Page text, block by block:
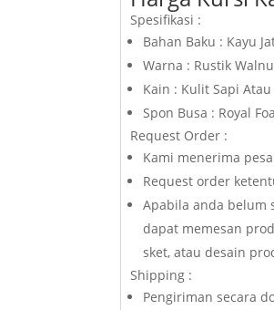
Spesifikasi :
Bahan Baku : Kayu
Warna : Rustik
Kain : Kulit Sapi
Spon Busa : Royal
Request Order :
Kami menerima
Request order
Apabila anda belum
dapat memesan
sket, atau desain
Shipping :
Pengiriman secara